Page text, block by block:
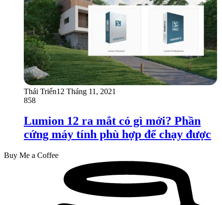
Thái Triển12 Tháng 11, 2021
858
Lumion 12 ra mắt có gì mới? Phần
cứng máy tính phù hợp để chạy được
Buy Me a Coffee